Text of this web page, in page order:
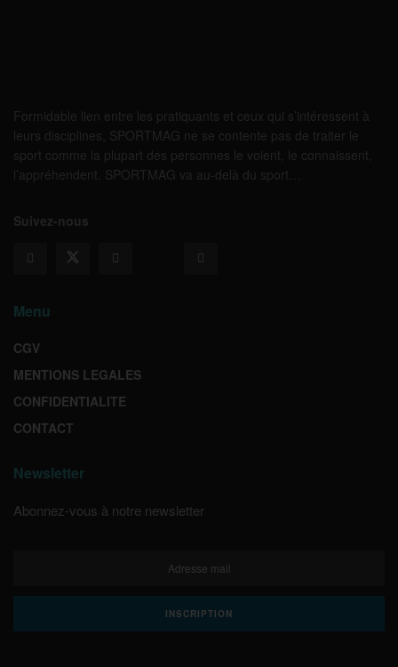
Formidable lien entre les pratiquants et ceux qui s’intéressent à
leurs disciplines, SPORTMAG ne se contente pas de traiter le
sport comme la plupart des personnes le voient, le connaissent,
l’appréhendent. SPORTMAG va au-delà du sport…
Suivez-nous
Menu
CGV
MENTIONS LEGALES
CONFIDENTIALITE
CONTACT
Newsletter
Abonnez-vous à notre newsletter